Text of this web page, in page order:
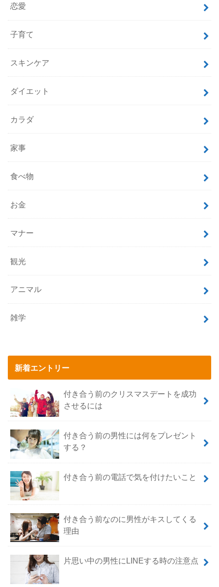
恋愛
子育て
スキンケア
ダイエット
カラダ
家事
食べ物
お金
マナー
観光
アニマル
雑学
新着エントリー
付き合う前のクリスマスデートを成功
させるには
付き合う前の男性には何をプレゼント
する？
付き合う前の電話で気を付けたいこと
付き合う前なのに男性がキスしてくる
理由
片思い中の男性にLINEする時の注意点